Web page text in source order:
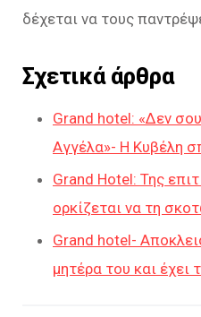
δέχεται να τους
Σχετικά άρθρα
Grand hotel: «Δεν
Αγγέλα»- Η Κυβέλη
Grand Hotel: Της
ορκίζεται να τη
Grand hotel-
μητέρα του και έχει